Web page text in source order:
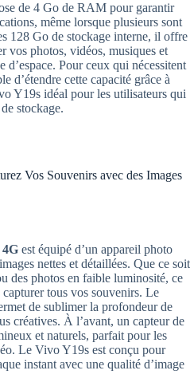
de 4 Go de RAM pour garantir
même lorsque plusieurs sont
128 Go de stockage interne, il offre
vos photos, vidéos, musiques et
d’espace. Pour ceux qui nécessitent
d’étendre cette capacité grâce à
Y19s idéal pour les utilisateurs qui
stockage.
Vos Souvenirs avec des Images
4G est équipé d’un appareil photo
nettes et détaillées. Que ce soit
des photos en faible luminosité, ce
tous vos souvenirs. Le
de sublimer la profondeur de
créatives. À l’avant, un capteur de
et naturels, parfait pour les
Le Vivo Y19s est conçu pour
instant avec une qualité d’image